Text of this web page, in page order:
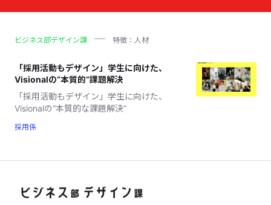
ビジネス部デザイン課 特徴：人材
「採用活動もデザイン」学生に向けた、
Visionalの“本質的”課題解決
「採用活動もデザイン」学生に向けた、
Visionalの“本質的な課題解決”
採用係